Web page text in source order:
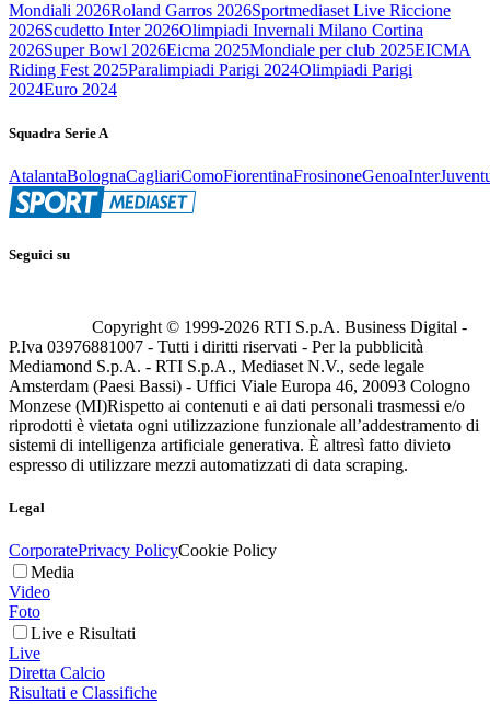
Mondiali 2026Roland Garros 2026Sportmediaset Live Riccione
2026Scudetto Inter 2026Olimpiadi Invernali Milano Cortina
2026Super Bowl 2026Eicma 2025Mondiale per club 2025EICMA
Riding Fest 2025Paralimpiadi Parigi 2024Olimpiadi Parigi
2024Euro 2024
Squadra Serie A
AtalantaBolognaCagliariComoFiorentinaFrosinoneGenoaInter
Seguici su
Copyright © 1999-2026 RTI S.p.A. Business Digital -
P.Iva 03976881007 - Tutti i diritti riservati - Per la pubblicità
Mediamond S.p.A. - RTI S.p.A., Mediaset N.V., sede legale
Amsterdam (Paesi Bassi) - Uffici Viale Europa 46, 20093 Cologno
Monzese (MI)Rispetto ai contenuti e ai dati personali trasmessi e/o
riprodotti è vietata ogni utilizzazione funzionale all’addestramento di
sistemi di intelligenza artificiale generativa. È altresì fatto divieto
espresso di utilizzare mezzi automatizzati di data scraping.
Legal
CorporatePrivacy PolicyCookie Policy
Media
Video
Foto
Live e Risultati
Live
Diretta Calcio
Risultati e Classifiche